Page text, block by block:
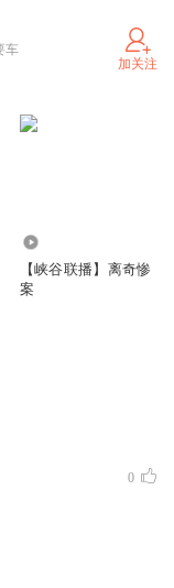
车
加关注
【峡谷联播】离奇惨
案
0